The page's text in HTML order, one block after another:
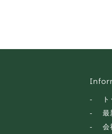
俳優・
落語・講
最
会